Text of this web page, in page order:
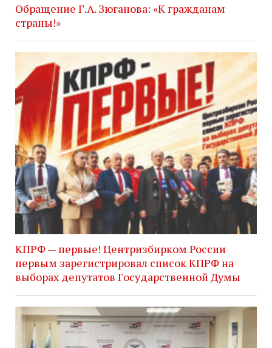
Обращение Г.А. Зюганова: «К гражданам
страны!»
КПРФ — первые! Центризбирком России
первым зарегистрировал список КПРФ на
выборах депутатов Государственной Думы